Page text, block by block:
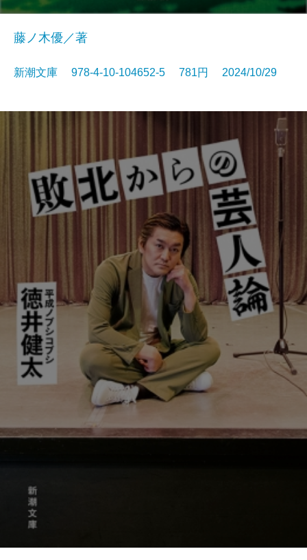
藤ノ木優／著
新潮文庫 978-4-10-104652-5 781円 2024/10/29